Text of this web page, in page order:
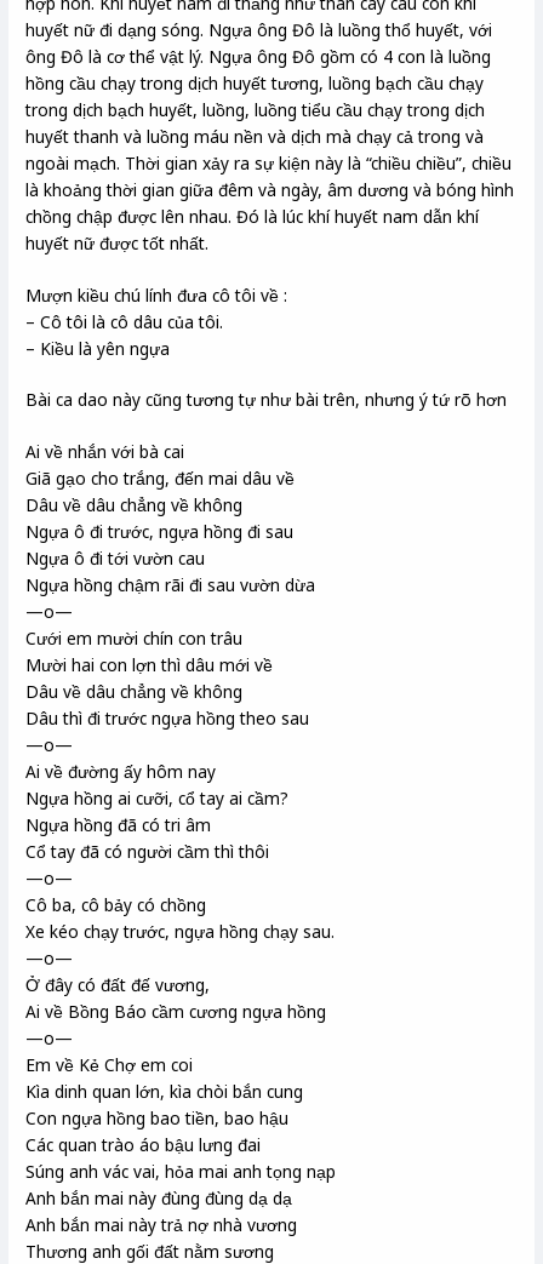
huyết nữ đi dạng sóng. Ngựa ông Đô là luồng thổ huyết, với
ông Đô là cơ thể vật lý. Ngựa ông Đô gồm có 4 con là luồng
hồng cầu chạy trong dịch huyết tương, luồng bạch cầu chạy
trong dịch bạch huyết, luồng, luồng tiểu cầu chạy trong dịch
huyết thanh và luồng máu nền và dịch mà chạy cả trong và
ngoài mạch. Thời gian xảy ra sự kiện này là “chiều chiều”, chiều
là khoảng thời gian giữa đêm và ngày, âm dương và bóng hình
chồng chập được lên nhau. Đó là lúc khí huyết nam dẫn khí
huyết nữ được tốt nhất.
Mượn kiều chú lính đưa cô tôi về :
– Cô tôi là cô dâu của tôi.
– Kiều là yên ngựa
Bài ca dao này cũng tương tự như bài trên, nhưng ý tứ rõ hơn
Ai về nhắn với bà cai
Giã gạo cho trắng, đến mai dâu về
Dâu về dâu chẳng về không
Ngựa ô đi trước, ngựa hồng đi sau
Ngựa ô đi tới vườn cau
Ngựa hồng chậm rãi đi sau vườn dừa
—o—
Cưới em mười chín con trâu
Mười hai con lợn thì dâu mới về
Dâu về dâu chẳng về không
Dâu thì đi trước ngựa hồng theo sau
—o—
Ai về đường ấy hôm nay
Ngựa hồng ai cưỡi, cổ tay ai cầm?
Ngựa hồng đã có tri âm
Cổ tay đã có người cầm thì thôi
—o—
Cô ba, cô bảy có chồng
Xe kéo chạy trước, ngựa hồng chạy sau.
—o—
Ở đây có đất đế vương,
Ai về Bồng Báo cầm cương ngựa hồng
—o—
Em về Kẻ Chợ em coi
Kìa dinh quan lớn, kìa chòi bắn cung
Con ngựa hồng bao tiền, bao hậu
Các quan trào áo bậu lưng đai
Súng anh vác vai, hỏa mai anh tọng nạp
Anh bắn mai này đùng đùng dạ dạ
Anh bắn mai này trả nợ nhà vương
Thương anh gối đất nằm sương